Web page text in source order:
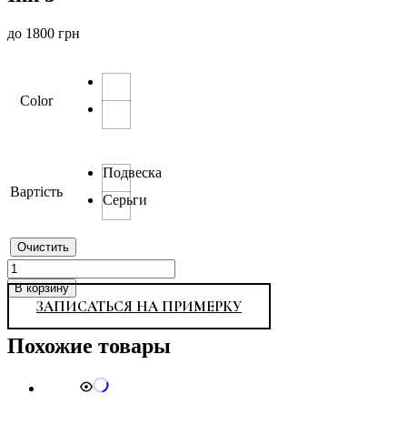
до 1800 грн
Color
Вартість
Подвеска
Серьги
Очистить
Количество
товара
Inn
В корзину
ЗАПИСАТЬСЯ НА ПРИМЕРКУ
Похожие товары